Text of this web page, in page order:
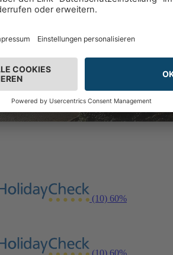
(10) 60%
(10) 60%